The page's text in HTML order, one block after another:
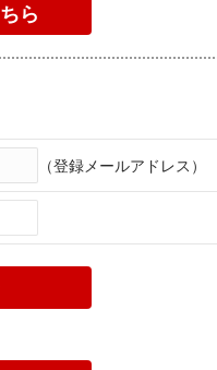
（登録メールアドレス）